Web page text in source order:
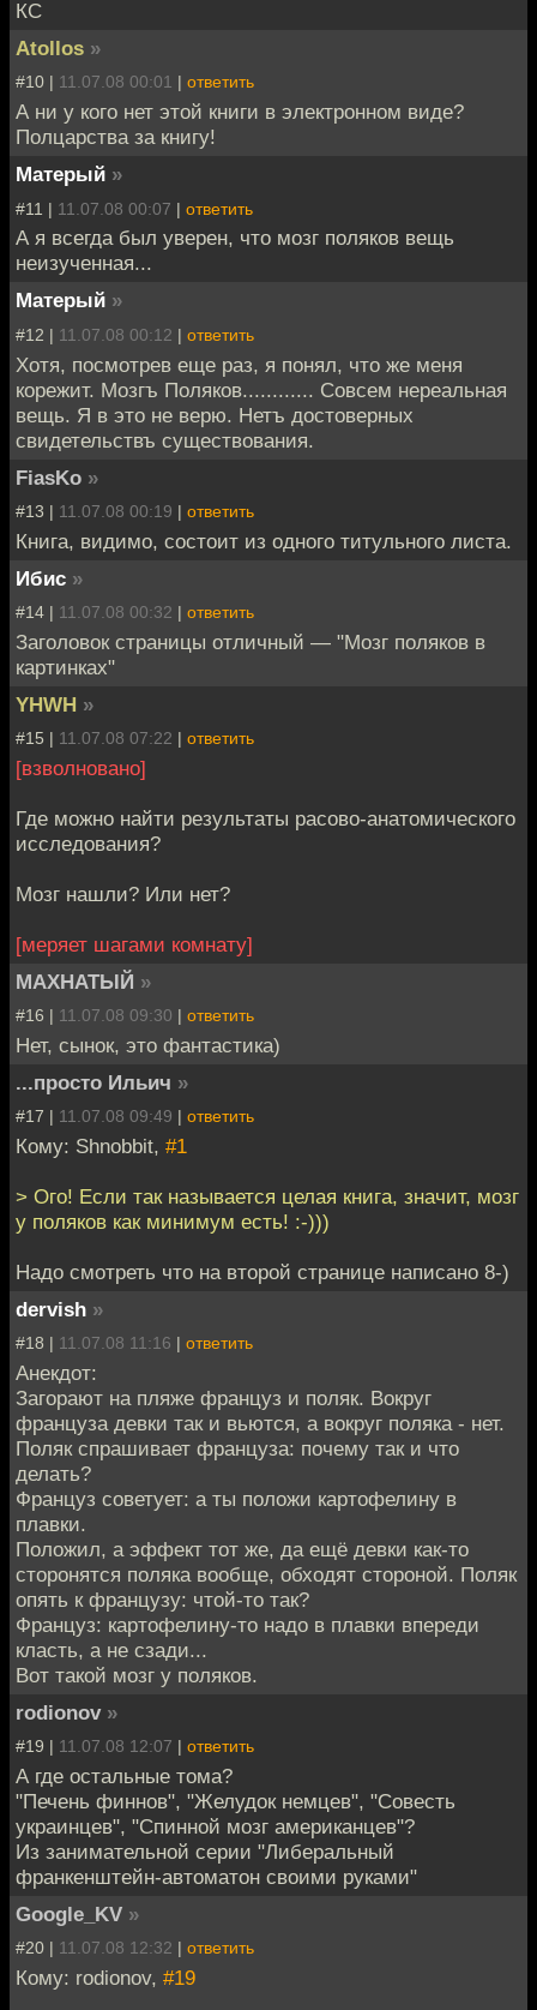
КС
Atollos »
#10 | 11.07.08 00:01 | ответить
А ни у кого нет этой книги в электронном виде?
Полцарства за книгу!
Матерый »
#11 | 11.07.08 00:07 | ответить
А я всегда был уверен, что мозг поляков вещь
неизученная...
Матерый »
#12 | 11.07.08 00:12 | ответить
Хотя, посмотрев еще раз, я понял, что же меня
корежит. Мозгъ Поляков............ Совсем нереальная
вещь. Я в это не верю. Нетъ достоверных
свидетельствъ существования.
FiasKo »
#13 | 11.07.08 00:19 | ответить
Книга, видимо, состоит из одного титульного листа.
Ибис »
#14 | 11.07.08 00:32 | ответить
Заголовок страницы отличный — "Мозг поляков в
картинках"
YHWH »
#15 | 11.07.08 07:22 | ответить
[взволновано]
Где можно найти результаты расово-анатомического
исследования?
Мозг нашли? Или нет?
[меряет шагами комнату]
МАХНАТЫЙ »
#16 | 11.07.08 09:30 | ответить
Нет, сынок, это фантастика)
...просто Ильич »
#17 | 11.07.08 09:49 | ответить
Кому: Shnobbit, #1
> Ого! Если так называется целая книга, значит, мозг
у поляков как минимум есть! :-)))
Надо смотреть что на второй странице написано 8-)
dervish »
#18 | 11.07.08 11:16 | ответить
Анекдот:
Загорают на пляже француз и поляк. Вокруг
француза девки так и вьются, а вокруг поляка - нет.
Поляк спрашивает француза: почему так и что
делать?
Француз советует: а ты положи картофелину в
плавки.
Положил, а эффект тот же, да ещё девки как-то
сторонятся поляка вообще, обходят стороной. Поляк
опять к французу: чтой-то так?
Француз: картофелину-то надо в плавки впереди
класть, а не сзади...
Вот такой мозг у поляков.
rodionov »
#19 | 11.07.08 12:07 | ответить
А где остальные тома?
"Печень финнов", "Желудок немцев", "Совесть
украинцев", "Спинной мозг американцев"?
Из занимательной серии "Либеральный
франкенштейн-автоматон своими руками"
Google_KV »
#20 | 11.07.08 12:32 | ответить
Кому: rodionov, #19